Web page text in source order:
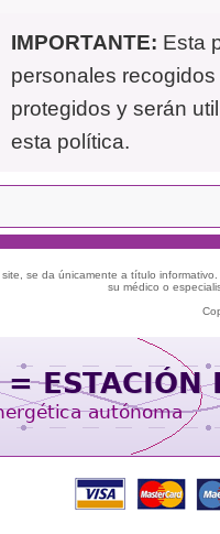
IMPORTANTE: Esta
personales
protegidos y serán
esta política.
se da únicamente a título
su médico o